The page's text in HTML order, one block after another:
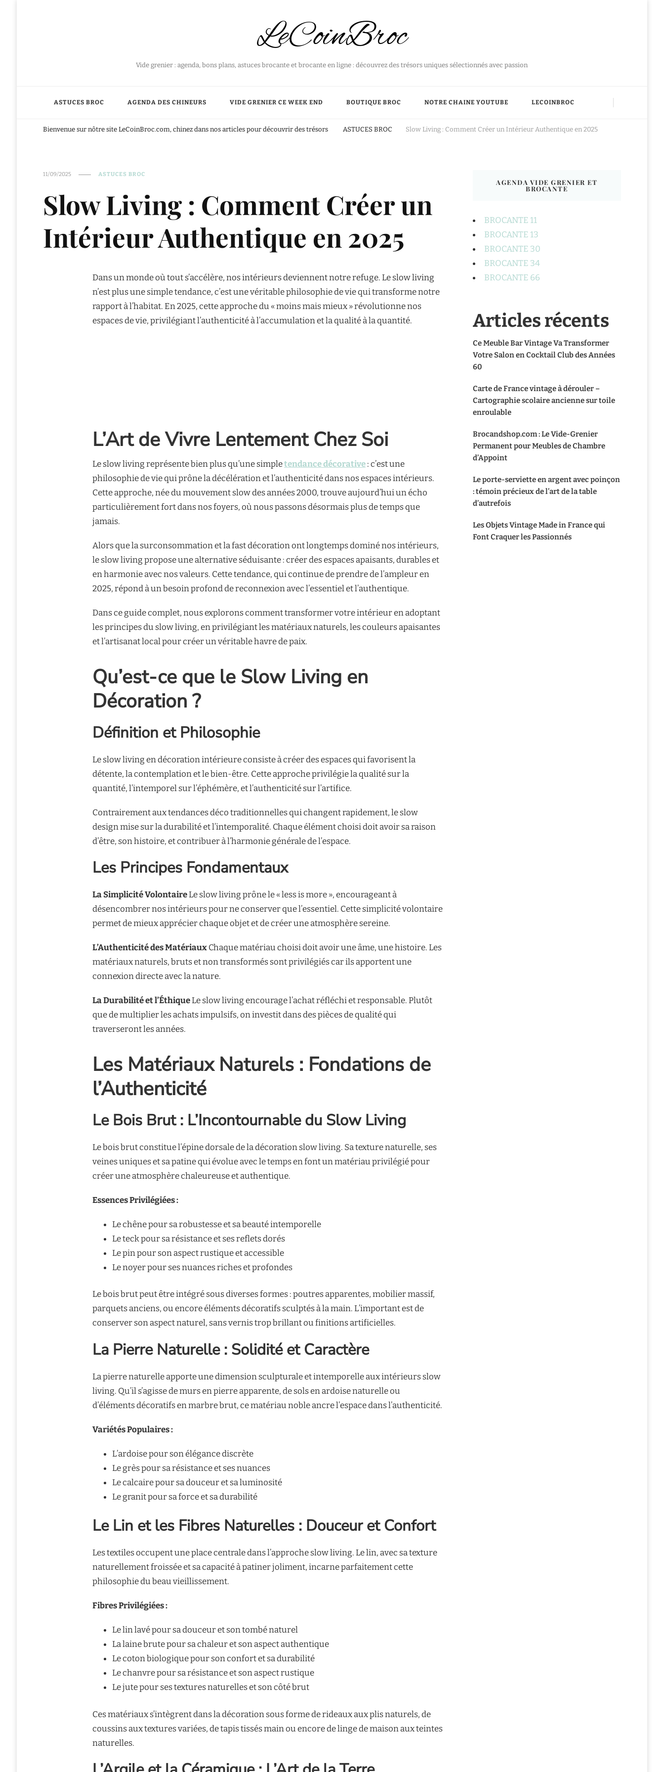
LeCoinBroc
Vide grenier : agenda, bons plans, astuces brocante et brocante en ligne : découvrez des trésors uniques sélectionnés avec passion
ASTUCES BROC AGENDA DES CHINEURS VIDE GRENIER CE WEEK END BOUTIQUE BROC NOTRE CHAINE YOUTUBE LECOINBROC
Bienvenue sur nôtre site LeCoinBroc.com, chinez dans nos articles pour découvrir des trésors ASTUCES BROC Slow Living : Comment Créer un Intérieur Authentique en 2025
11/09/2025 ASTUCES BROC
Slow Living : Comment Créer un
Intérieur Authentique en 2025
Dans un monde où tout s’accélère, nos intérieurs deviennent notre refuge. Le slow living
n’est plus une simple tendance, c’est une véritable philosophie de vie qui transforme notre
rapport à l’habitat. En 2025, cette approche du « moins mais mieux » révolutionne nos
espaces de vie, privilégiant l’authenticité à l’accumulation et la qualité à la quantité.
L’Art de Vivre Lentement Chez Soi
Le slow living représente bien plus qu’une simpletendance décorative: c’est une
philosophie de vie qui prône la décélération et l’authenticité dans nos espaces intérieurs.
Cette approche, née du mouvement slow des années 2000, trouve aujourd’hui un écho
particulièrement fort dans nos foyers, où nous passons désormais plus de temps que
jamais.
Alors que la surconsommation et la fast décoration ont longtemps dominé nos intérieurs,
le slow living propose une alternative séduisante : créer des espaces apaisants, durables et
en harmonie avec nos valeurs. Cette tendance, qui continue de prendre de l’ampleur en
2025, répond à un besoin profond de reconnexion avec l’essentiel et l’authentique.
Dans ce guide complet, nous explorons comment transformer votre intérieur en adoptant
les principes du slow living, en privilégiant les matériaux naturels, les couleurs apaisantes
et l’artisanat local pour créer un véritable havre de paix.
Qu’est-ce que le Slow Living en
Décoration ?
Définition et Philosophie
Le slow living en décoration intérieure consiste à créer des espaces qui favorisent la
détente, la contemplation et le bien-être. Cette approche privilégie la qualité sur la
quantité, l’intemporel sur l’éphémère, et l’authenticité sur l’artifice.
Contrairement aux tendances déco traditionnelles qui changent rapidement, le slow
design mise sur la durabilité et l’intemporalité. Chaque élément choisi doit avoir sa raison
d’être, son histoire, et contribuer à l’harmonie générale de l’espace.
Les Principes Fondamentaux
La Simplicité VolontaireLe slow living prône le « less is more », encourageant à
désencombrer nos intérieurs pour ne conserver que l’essentiel. Cette simplicité volontaire
permet de mieux apprécier chaque objet et de créer une atmosphère sereine.
L’Authenticité des MatériauxChaque matériau choisi doit avoir une âme, une histoire. Les
matériaux naturels, bruts et non transformés sont privilégiés car ils apportent une
connexion directe avec la nature.
La Durabilité et l’ÉthiqueLe slow living encourage l’achat réfléchi et responsable. Plutôt
que de multiplier les achats impulsifs, on investit dans des pièces de qualité qui
traverseront les années.
Les Matériaux Naturels : Fondations de
l’Authenticité
Le Bois Brut : L’Incontournable du Slow Living
Le bois brut constitue l’épine dorsale de la décoration slow living. Sa texture naturelle, ses
veines uniques et sa patine qui évolue avec le temps en font un matériau privilégié pour
créer une atmosphère chaleureuse et authentique.
Essences Privilégiées :
Le chêne pour sa robustesse et sa beauté intemporelle
Le teck pour sa résistance et ses reflets dorés
Le pin pour son aspect rustique et accessible
Le noyer pour ses nuances riches et profondes
Le bois brut peut être intégré sous diverses formes : poutres apparentes, mobilier massif,
parquets anciens, ou encore éléments décoratifs sculptés à la main. L’important est de
conserver son aspect naturel, sans vernis trop brillant ou finitions artificielles.
La Pierre Naturelle : Solidité et Caractère
La pierre naturelle apporte une dimension sculpturale et intemporelle aux intérieurs slow
living. Qu’il s’agisse de murs en pierre apparente, de sols en ardoise naturelle ou
d’éléments décoratifs en marbre brut, ce matériau noble ancre l’espace dans l’authenticité.
Variétés Populaires :
L’ardoise pour son élégance discrète
Le grès pour sa résistance et ses nuances
Le calcaire pour sa douceur et sa luminosité
Le granit pour sa force et sa durabilité
Le Lin et les Fibres Naturelles : Douceur et Confort
Les textiles occupent une place centrale dans l’approche slow living. Le lin, avec sa texture
naturellement froissée et sa capacité à patiner joliment, incarne parfaitement cette
philosophie du beau vieillissement.
Fibres Privilégiées :
Le lin lavé pour sa douceur et son tombé naturel
La laine brute pour sa chaleur et son aspect authentique
Le coton biologique pour son confort et sa durabilité
Le chanvre pour sa résistance et son aspect rustique
Le jute pour ses textures naturelles et son côté brut
Ces matériaux s’intègrent dans la décoration sous forme de rideaux aux plis naturels, de
coussins aux textures variées, de tapis tissés main ou encore de linge de maison aux teintes
naturelles.
AGENDA VIDE GRENIER ET
BROCANTE
BROCANTE 11
BROCANTE 13
BROCANTE 30
BROCANTE 34
BROCANTE 66
Articles récents
Ce Meuble Bar Vintage Va Transformer
Votre Salon en Cocktail Club des Années
60
Carte de France vintage à dérouler –
Cartographie scolaire ancienne sur toile
enroulable
Brocandshop.com : Le Vide-Grenier
Permanent pour Meubles de Chambre
d’Appoint
Le porte-serviette en argent avec poinçon
: témoin précieux de l’art de la table
d’autrefois
Les Objets Vintage Made in France qui
Font Craquer les Passionnés